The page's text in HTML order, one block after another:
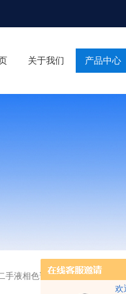
欢
关于我们 产品中心
液相色谱仪,实验室仪器维/修